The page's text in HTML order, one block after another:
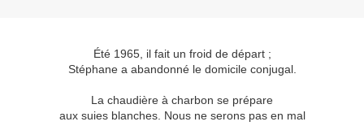
Été 1965, il fait un froid de départ ;
Stéphane a abandonné le domicile conjugal.
La chaudière à charbon se prépare
aux suies blanches. Nous ne serons pas en mal